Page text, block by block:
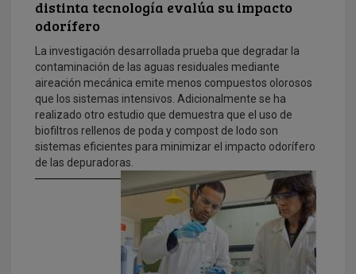
distinta tecnología evalúa su impacto
odorífero
La investigación desarrollada prueba que degradar la
contaminación de las aguas residuales mediante
aireación mecánica emite menos compuestos olorosos
que los sistemas intensivos. Adicionalmente se ha
realizado otro estudio que demuestra que el uso de
biofiltros rellenos de poda y compost de lodo son
sistemas eficientes para minimizar el impacto odorífero
de las depuradoras.